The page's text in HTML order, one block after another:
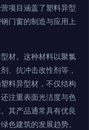
项目涵盖了塑料异型
门窗的制造与应用上
材。这种材料以聚氯
、抗冲击改性剂等，
料异型材，不仅结构
注重表面光洁度与色
其产品通常具有优良
色建筑的发展趋势。